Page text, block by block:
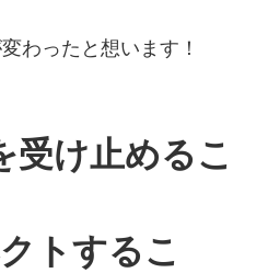
わったと想います！
受け止めるこ
トするこ